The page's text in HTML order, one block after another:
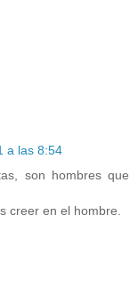
a las 8:54
son hombres que
creer en el hombre.